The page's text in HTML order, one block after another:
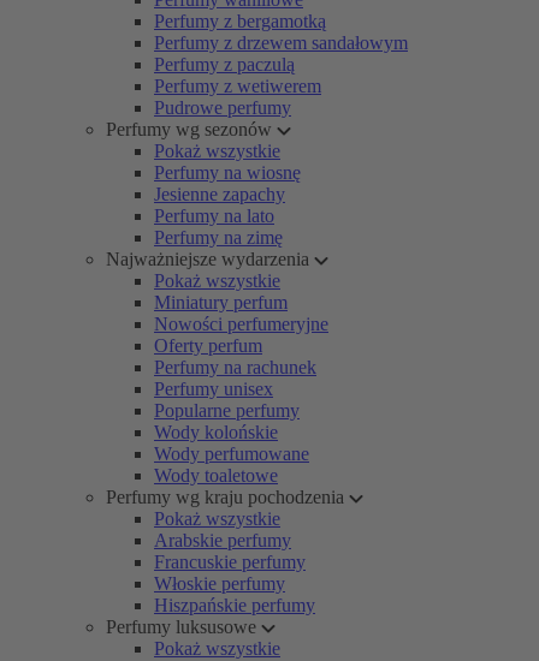
Perfumy z bergamotką
Perfumy z drzewem sandałowym
Perfumy z paczulą
Perfumy z wetiwerem
Pudrowe perfumy
Perfumy wg sezonów
Pokaż wszystkie
Perfumy na wiosnę
Jesienne zapachy
Perfumy na lato
Perfumy na zimę
Najważniejsze wydarzenia
Pokaż wszystkie
Miniatury perfum
Nowości perfumeryjne
Oferty perfum
Perfumy na rachunek
Perfumy unisex
Popularne perfumy
Wody kolońskie
Wody perfumowane
Wody toaletowe
Perfumy wg kraju pochodzenia
Pokaż wszystkie
Arabskie perfumy
Francuskie perfumy
Włoskie perfumy
Hiszpańskie perfumy
Perfumy luksusowe
Pokaż wszystkie